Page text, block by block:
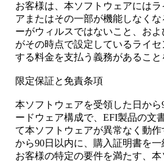
お客様は、本ソフトウェアには
アまたはその一部が機能しなく
ーがウィルスではないこと、お
がその時点で設定しているライ
する料金を支払う義務があるこ
限定保証と免責条項
本ソフトウェアを受領した日か
ードウェア構成で、EFI製品の文
て本ソフトウェアが異常なく動
から90日以内に、購入証明書を
お客様の特定の要件を満たす、